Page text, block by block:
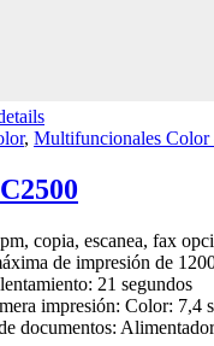
, Multifuncionales Color
copia, escanea, fax
de impresión de
21 segundos
impresión: Color: 7,4
documentos: